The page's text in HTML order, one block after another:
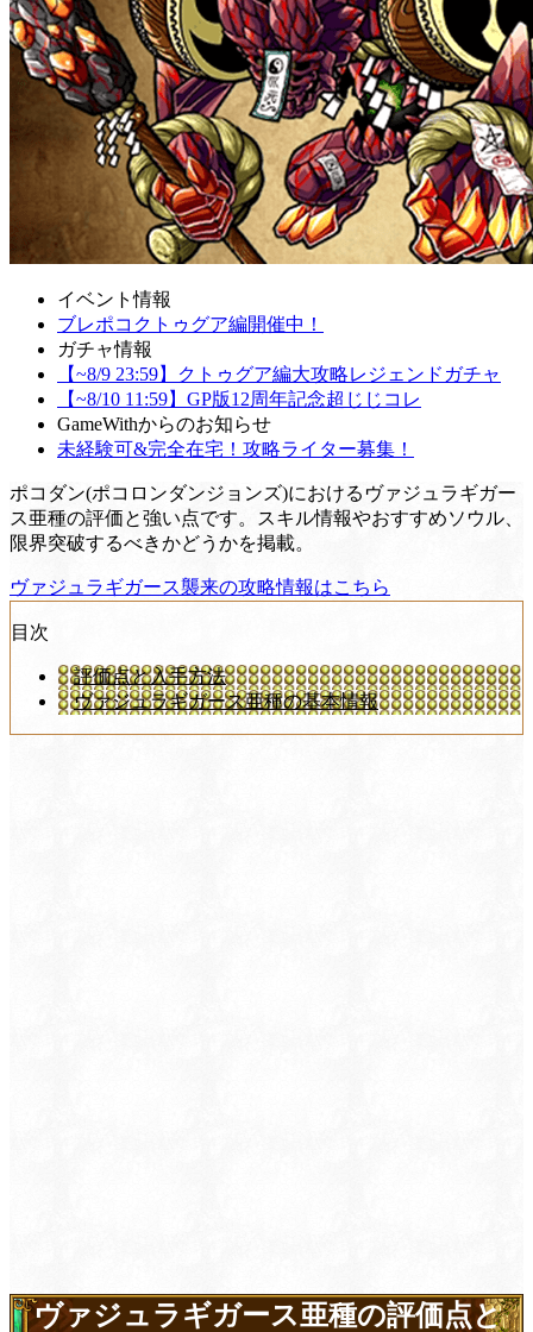
イベント情報
ブレポコクトゥグア編開催中！
ガチャ情報
【~8/9 23:59】クトゥグア編大攻略レジェンドガチャ
【~8/10 11:59】GP版12周年記念超じじコレ
GameWithからのお知らせ
未経験可&完全在宅！攻略ライター募集！
ポコダン(ポコロンダンジョンズ)におけるヴァジュラギガー
ス亜種の評価と強い点です。スキル情報やおすすめソウル、
限界突破するべきかどうかを掲載。
ヴァジュラギガース襲来の攻略情報はこちら
目次
評価点と入手方法
ヴァジュラギガース亜種の基本情報
ヴァジュラギガース亜種の評価点と